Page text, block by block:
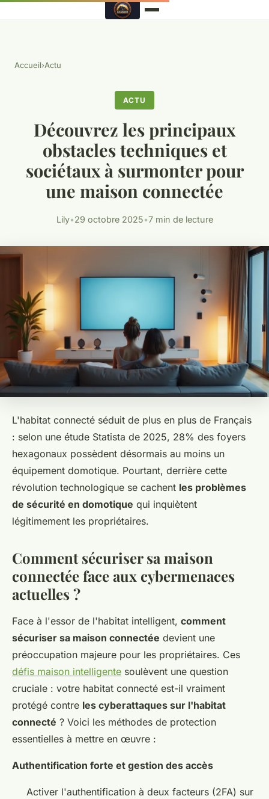
Accueil›Actu
ACTU
Découvrez les principaux
obstacles techniques et
sociétaux à surmonter pour
une maison connectée
Lily•29 octobre 2025•7 min de lecture
L'habitat connecté séduit de plus en plus de Français
: selon une étude Statista de 2025, 28% des foyers
hexagonaux possèdent désormais au moins un
équipement domotique. Pourtant, derrière cette
révolution technologique se cachent les problèmes
de sécurité en domotique qui inquiètent
légitimement les propriétaires.
Comment sécuriser sa maison
connectée face aux cybermenaces
actuelles ?
Face à l'essor de l'habitat intelligent, comment
sécuriser sa maison connectée devient une
préoccupation majeure pour les propriétaires. Ces
défis maison intelligente soulèvent une question
cruciale : votre habitat connecté est-il vraiment
protégé contre les cyberattaques sur l'habitat
connecté ? Voici les méthodes de protection
essentielles à mettre en œuvre :
Authentification forte et gestion des accès
Activer l'authentification à deux facteurs (2FA) sur